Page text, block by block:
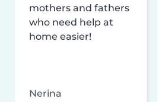
mothers and fathers
who need help at
home easier!
Nerina